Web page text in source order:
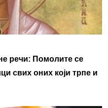
речи: Помолите се
свих оних који трпе и